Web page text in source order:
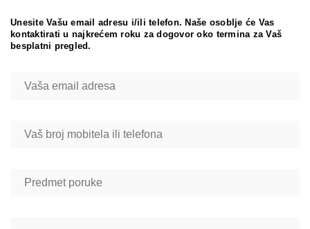
Unesite Vašu email adresu i/ili telefon. Naše osoblje će Vas
kontaktirati u najkrećem roku za dogovor oko termina za Vaš
besplatni pregled.